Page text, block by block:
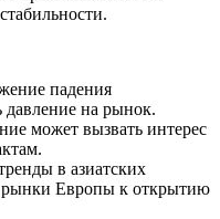
падения
давление на рынок.
может вызвать интерес
в азиатских
рынки Европы к открытию